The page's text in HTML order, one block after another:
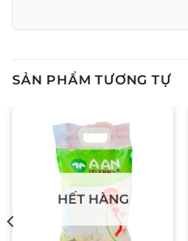
SẢN PHẨM TƯƠNG TỰ
HẾT HÀNG